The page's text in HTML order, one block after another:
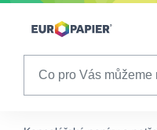
Table Of Content